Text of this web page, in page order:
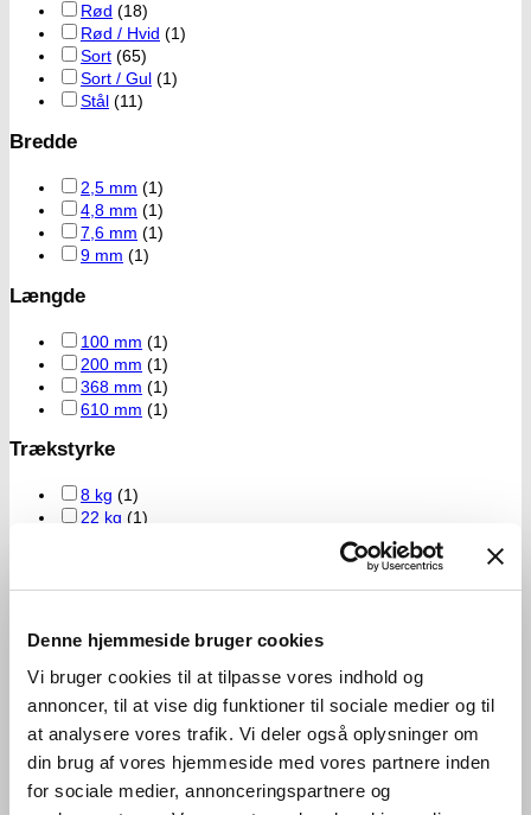
Denne hjemmeside bruger cookies
Vi bruger cookies til at tilpasse vores indhold og
annoncer, til at vise dig funktioner til sociale medier og til
at analysere vores trafik. Vi deler også oplysninger om
din brug af vores hjemmeside med vores partnere inden
for sociale medier, annonceringspartnere og
Rød (18)
Rød / Hvid (1)
Sort (65)
Sort / Gul (1)
Stål (11)
Bredde
2,5 mm (1)
4,8 mm (1)
7,6 mm (1)
9 mm (1)
Længde
100 mm (1)
200 mm (1)
368 mm (1)
610 mm (1)
Trækstyrke
8 kg (1)
22 kg (1)